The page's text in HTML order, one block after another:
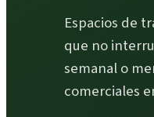
Espacios de
que no
semanal o
comerciales